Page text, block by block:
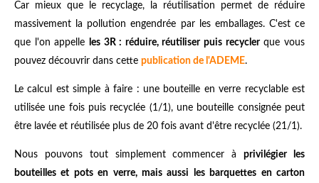
Car mieux que le recyclage, la réutilisation permet de réduire
massivement la pollution engendrée par les emballages. C'est ce
que l'on appelle
les 3R : réduire, réutiliser puis recyclerque vous
pouvez découvrir dans cette publication de l'ADEME.
Le calcul est simple à faire : une bouteille en verre recyclable est
utilisée une fois puis recyclée (1/1), une bouteille consignée peut
être lavée et réutilisée plus de 20 fois avant d'être recyclée (21/1).
Nous pouvons tout simplement commencer àprivilégier les
bouteilles et pots en verre, mais aussi les barquettes en carton